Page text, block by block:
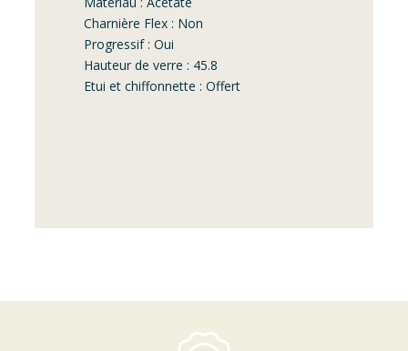
Charnière Flex : Non
Progressif : Oui
Hauteur de verre : 45.8
Etui et chiffonnette : Offert